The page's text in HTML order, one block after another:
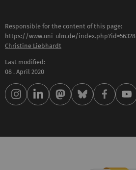
Responsible for the content of this page:
https://www.uni-ulm.de/index.php?id=56328
Christine Liebhardt
Last modified:
08 . April 2020